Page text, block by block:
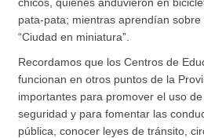
pata-pata; mientras aprendían
“Ciudad en miniatura”.
Recordamos que los Centros de
funcionan en otros puntos de la
importantes para promover el uso
seguridad y para fomentar las
pública, conocer leyes de tránsito,